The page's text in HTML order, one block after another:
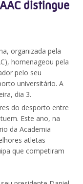
distingue
organizada pela
homenageou pela
pelo seu
universitário. A
dia 3.
do desporto entre
Este ano, na
da Academia
atletas
que competiram